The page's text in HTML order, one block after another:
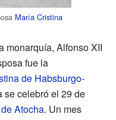
María Cristina
monarquía, Alfonso XII
fue la
de Habsburgo-
se celebró el 29 de
Atocha. Un mes